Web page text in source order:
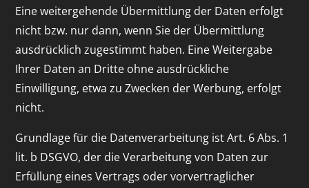
Eine weitergehende Übermittlung der Daten erfolgt
nicht bzw. nur dann, wenn Sie der Übermittlung
ausdrücklich zugestimmt haben. Eine Weitergabe
Ihrer Daten an Dritte ohne ausdrückliche
Einwilligung, etwa zu Zwecken der Werbung, erfolgt
nicht.
Grundlage für die Datenverarbeitung ist Art. 6 Abs. 1
lit. b DSGVO, der die Verarbeitung von Daten zur
Erfüllung eines Vertrags oder vorvertraglicher